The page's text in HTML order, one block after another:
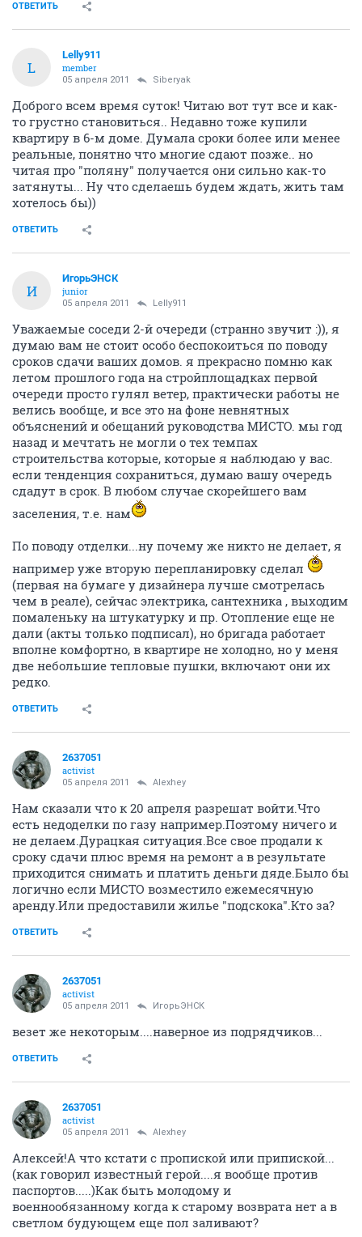
ОТВЕТИТЬ
L
Lelly911
member
05 апреля 2011 Siberyak
Доброго всем время суток! Читаю вот тут все и как-
то грустно становиться.. Недавно тоже купили
квартиру в 6-м доме. Думала сроки более или менее
реальные, понятно что многие сдают позже.. но
читая про "поляну" получается они сильно как-то
затянуты... Ну что сделаешь будем ждать, жить там
хотелось бы))
ОТВЕТИТЬ
И
ИгорьЭНСК
junior
05 апреля 2011 Lelly911
Уважаемые соседи 2-й очереди (странно звучит :)), я
думаю вам не стоит особо беспокоиться по поводу
сроков сдачи ваших домов. я прекрасно помню как
летом прошлого года на стройплощадках первой
очереди просто гулял ветер, практически работы не
велись вообще, и все это на фоне невнятных
объяснений и обещаний руководства МИСТО. мы год
назад и мечтать не могли о тех темпах
строительства которые, которые я наблюдаю у вас.
если тенденция сохраниться, думаю вашу очередь
сдадут в срок. В любом случае скорейшего вам
заселения, т.е. нам
По поводу отделки...ну почему же никто не делает, я
например уже вторую перепланировку сделал
(первая на бумаге у дизайнера лучше смотрелась
чем в реале), сейчас электрика, сантехника , выходим
помаленьку на штукатурку и пр. Отопление еще не
дали (акты только подписал), но бригада работает
вполне комфортно, в квартире не холодно, но у меня
две небольшие тепловые пушки, включают они их
редко.
ОТВЕТИТЬ
2637051
activist
05 апреля 2011 Alexhey
Нам сказали что к 20 апреля разрешат войти.Что
есть недоделки по газу например.Поэтому ничего и
не делаем.Дурацкая ситуация.Все свое продали к
сроку сдачи плюс время на ремонт а в результате
приходится снимать и платить деньги дяде.Было бы
логично если МИСТО возместило ежемесячную
аренду.Или предоставили жилье "подскока".Кто за?
ОТВЕТИТЬ
2637051
activist
05 апреля 2011 ИгорьЭНСК
везет же некоторым....наверное из подрядчиков...
ОТВЕТИТЬ
2637051
activist
05 апреля 2011 Alexhey
Алексей!А что кстати с пропиской или припиской...
(как говорил известный герой....я вообще против
паспортов.....)Как быть молодому и
военнообязанному когда к старому возврата нет а в
светлом будующем еще пол заливают?